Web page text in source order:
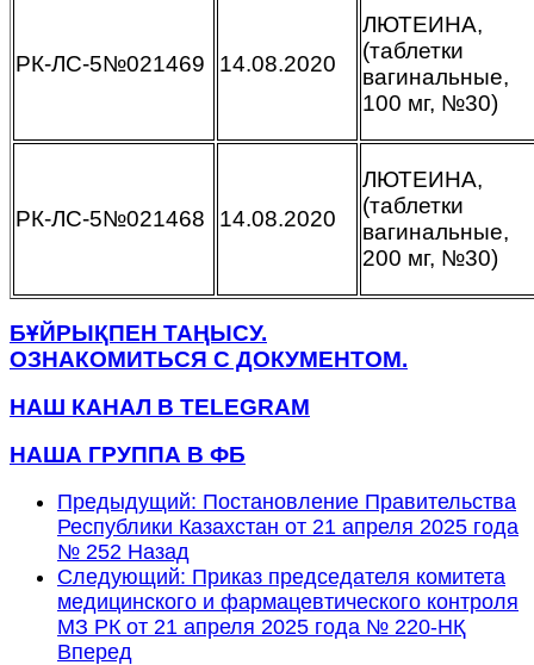
РК-ЛС-5№021469 14.08.2020
ЛЮТЕИНА,
(таблетки
вагинальные,
100 мг, №30)
РК-ЛС-5№021468 14.08.2020
ЛЮТЕИНА,
(таблетки
вагинальные,
200 мг, №30)
БҰЙРЫҚПЕН ТАҢЫСУ.
ОЗНАКОМИТЬСЯ С ДОКУМЕНТОМ.
НАШ КАНАЛ В TELEGRAM
НАША ГРУППА В ФБ
Предыдущий: Постановление Правительства
Республики Казахстан от 21 апреля 2025 года
№ 252 Назад
Следующий: Приказ председателя комитета
медицинского и фармацевтического контроля
МЗ РК от 21 апреля 2025 года № 220-НҚ
Вперед